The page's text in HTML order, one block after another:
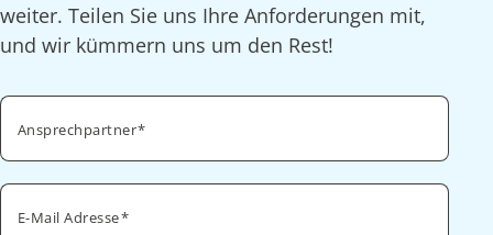
weiter. Teilen Sie uns Ihre Anforderungen mit,
und wir kümmern uns um den Rest!
Ansprechpartner
E-Mail Adresse